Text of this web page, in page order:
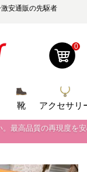
安通販の先駆者
0
靴
アクセサリ